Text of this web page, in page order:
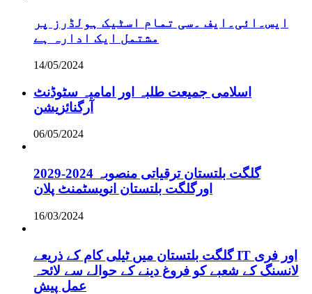
ایس۔ائی۔ایف ۔سی تمام اسٹیک ہولڈرز پر
مشتمل ایک ادارہ ہے
14/05/2024
اسلامی جمیعت طلبہ اور امامیہ سٹوڈنٹ
آرگنائزیشن
06/05/2024
گلگت بلتستان ترقیاتی منصوبہ 2024-2029
اورگلگت بلتستان انویسٹمنٹ پلان
16/03/2024
گلگت بلتستان میں ٹیلی کام کے ذریعے IT اور فری
لانسنگ کے شعبے کو فروغ دینے کے حوالے سے لائحہ
عمل پیش